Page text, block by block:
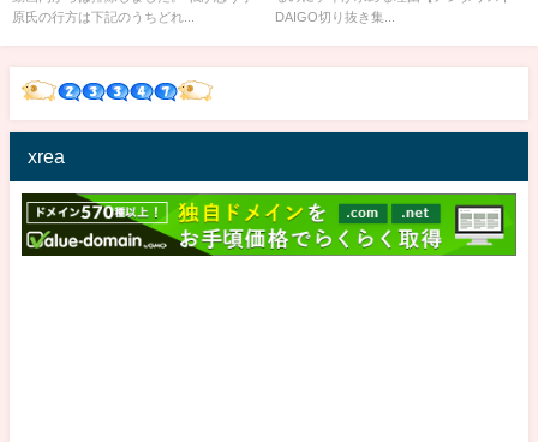
原氏の行方は下記のうちどれ...
DAIGO切り抜き集...
xrea